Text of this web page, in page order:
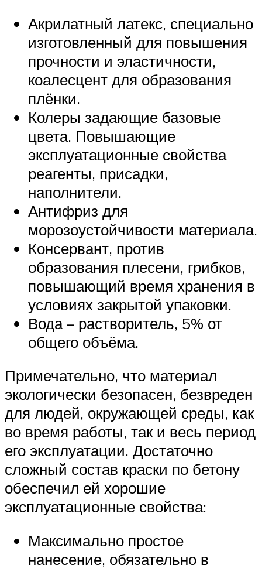
Акрилатный латекс, специально
изготовленный для повышения
прочности и эластичности,
коалесцент для образования
плёнки.
Колеры задающие базовые
цвета. Повышающие
эксплуатационные свойства
реагенты, присадки,
наполнители.
Антифриз для
морозоустойчивости материала.
Консервант, против
образования плесени, грибков,
повышающий время хранения в
условиях закрытой упаковки.
Вода – растворитель, 5% от
общего объёма.
Примечательно, что материал
экологически безопасен, безвреден
для людей, окружающей среды, как
во время работы, так и весь период
его эксплуатации. Достаточно
сложный состав краски по бетону
обеспечил ей хорошие
эксплуатационные свойства:
Максимально простое
нанесение, обязательно в